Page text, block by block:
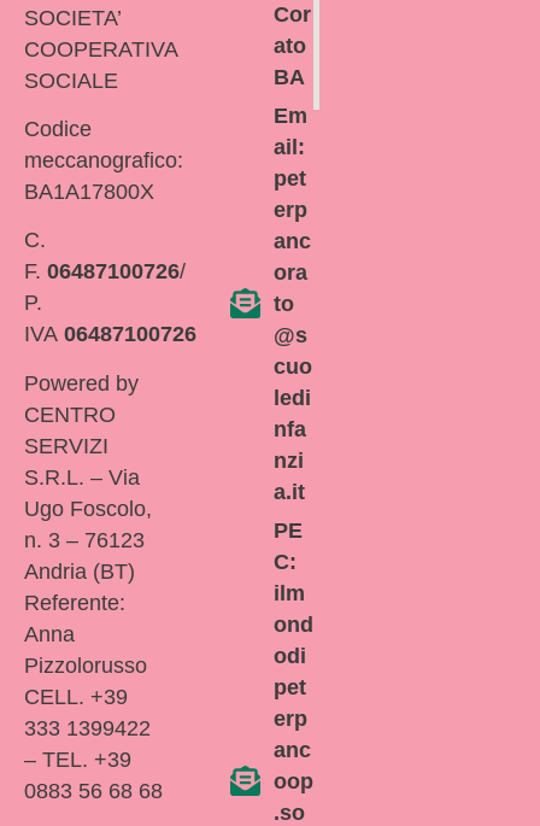
SOCIETA’
COOPERATIVA
SOCIALE
Codice
meccanografico:
BA1A17800X
C.
F. 06487100726/
P.
IVA 06487100726
Powered by
CENTRO
SERVIZI
S.R.L. – Via
Ugo Foscolo,
n. 3 – 76123
Andria (BT)
Referente:
Anna
Pizzolorusso
CELL. +39
333 1399422
– TEL. +39
0883 56 68 68
Cor
ato
BA
Em
ail:
pet
erp
anc
ora
to
@s
cuo
ledi
nfa
nzi
a.it
PE
C:
ilm
ond
odi
pet
erp
anc
oop
.so